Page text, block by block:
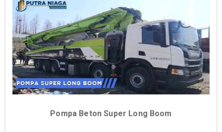
Pompa Beton Super Long Boom